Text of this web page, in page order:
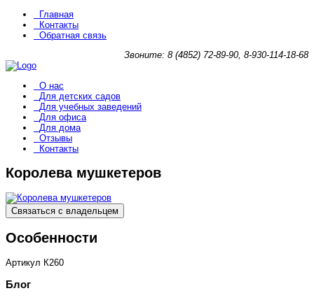
Главная
Контакты
Обратная связь
Звоните: 8 (4852) 72-89-90, 8-930-114-18-68
О нас
Для детских садов
Для учебных заведений
Для офиса
Для дома
Отзывы
Контакты
Королева мушкетеров
Связаться с владельцем
Особенности
Артикул К260
Блог